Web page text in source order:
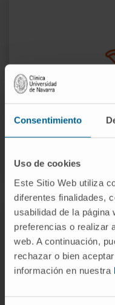
Consentimiento
Uso de cookies
Este Sitio Web utiliza
diferentes finalidades,
usabilidad de la página
preferencias o realizar
web. A continuación,
rechazar o bien
información en nuestra
Buscamos
causantes de